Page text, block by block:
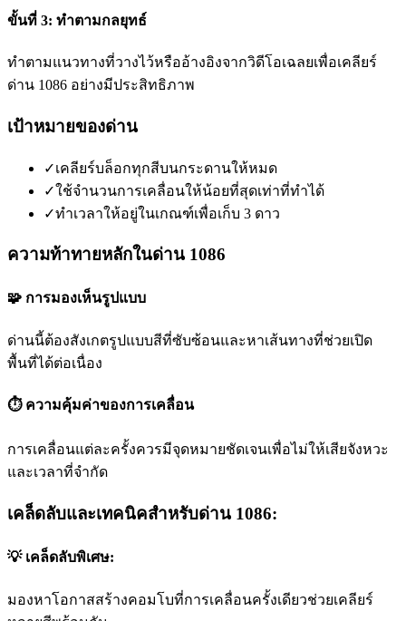
ขั้นที่ 3: ทำตามกลยุทธ์
ทำตามแนวทางที่วางไว้หรืออ้างอิงจากวิดีโอเฉลยเพื่อเคลียร์
ด่าน 1086 อย่างมีประสิทธิภาพ
เป้าหมายของด่าน
✓เคลียร์บล็อกทุกสีบนกระดานให้หมด
✓ใช้จำนวนการเคลื่อนให้น้อยที่สุดเท่าที่ทำได้
✓ทำเวลาให้อยู่ในเกณฑ์เพื่อเก็บ 3 ดาว
ความท้าทายหลักในด่าน 1086
🧩 การมองเห็นรูปแบบ
ด่านนี้ต้องสังเกตรูปแบบสีที่ซับซ้อนและหาเส้นทางที่ช่วยเปิด
พื้นที่ได้ต่อเนื่อง
⏱️ ความคุ้มค่าของการเคลื่อน
การเคลื่อนแต่ละครั้งควรมีจุดหมายชัดเจนเพื่อไม่ให้เสียจังหวะ
และเวลาที่จำกัด
เคล็ดลับและเทคนิคสำหรับด่าน 1086:
💡 เคล็ดลับพิเศษ:
มองหาโอกาสสร้างคอมโบที่การเคลื่อนครั้งเดียวช่วยเคลียร์